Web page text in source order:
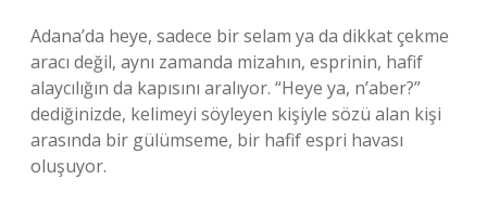
Adana’da heye, sadece bir selam ya da dikkat çekme
aracı değil, aynı zamanda mizahın, esprinin, hafif
alaycılığın da kapısını aralıyor. “Heye ya, n’aber?”
dediğinizde, kelimeyi söyleyen kişiyle sözü alan kişi
arasında bir gülümseme, bir hafif espri havası
oluşuyor.